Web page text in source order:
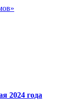
2024 года